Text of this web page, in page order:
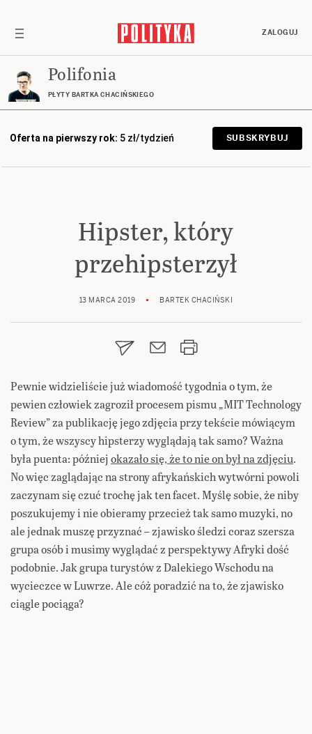
ZALOGUJ
Polifonia
PŁYTY BARTKA CHACIŃSKIEGO
Oferta na pierwszy rok: 5 zł/tydzień SUBSKRYBUJ
Hipster, który
przehipsterzył
13 MARCA 2019 BARTEK CHACIŃSKI
Pewnie widzieliście już wiadomość tygodnia o tym, że
pewien człowiek zagroził procesem pismu „MIT Technology
Review” za publikację jego zdjęcia przy tekście mówiącym
o tym, że wszyscy hipsterzy wyglądają tak samo? Ważna
była puenta: późniejokazało się, że to nie on był na zdjęciu.
No więc zaglądając na strony afrykańskich wytwórni powoli
zaczynam się czuć trochę jak ten facet. Myślę sobie, że niby
poszukujemy i nie obieramy przecież tak samo muzyki, no
ale jednak muszę przyznać – zjawisko śledzi coraz szersza
grupa osób i musimy wyglądać z perspektywy Afryki dość
podobnie. Jak grupa turystów z Dalekiego Wschodu na
wycieczce w Luwrze. Ale cóż poradzić na to, że zjawisko
ciągle pociąga?